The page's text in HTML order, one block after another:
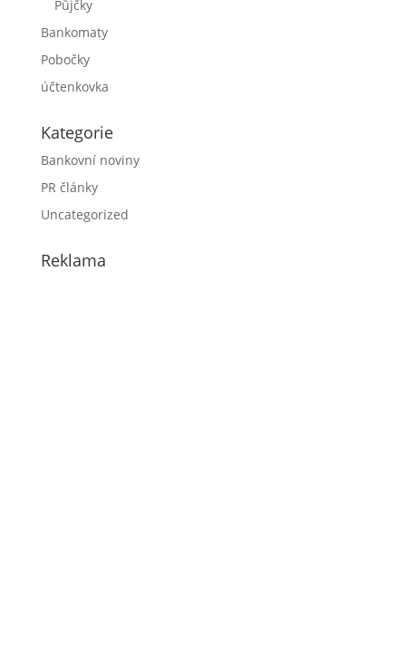
Půjčky
Bankomaty
Pobočky
účtenkovka
Kategorie
Bankovní noviny
PR články
Uncategorized
Reklama